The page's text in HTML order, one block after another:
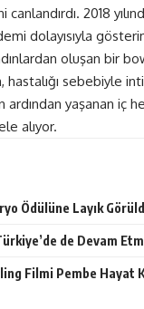
2018
dolayısıyla
oluşan bir
hastalığı sebebiyle
yaşanan iç
alıyor.
Ödülüne Layık
de Devam
Filmi Pembe Hayat